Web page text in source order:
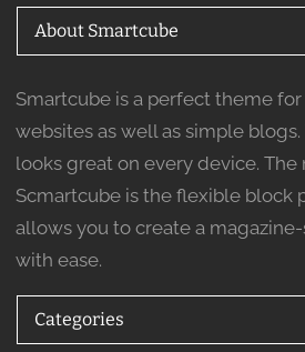
About Smartcube
Smartcube is a perfect theme
websites as well as simple
looks great on every device.
Scmartcube is the flexible block
allows you to create a
with ease.
Categories